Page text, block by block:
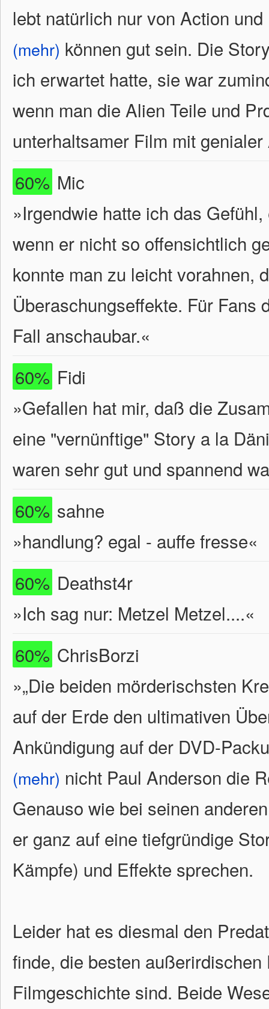
lebt natürlich nur von Action
(mehr) können gut sein. Die
ich erwartet hatte, sie war
wenn man die Alien Teile und
unterhaltsamer Film mit
60% Mic
»Irgendwie hatte ich das
wenn er nicht so offensichtlich
konnte man zu leicht vorahnen,
Überaschungseffekte. Für Fans
Fall anschaubar.«
60% Fidi
»Gefallen hat mir, daß die
eine "vernünftige" Story a la
waren sehr gut und spannend
60% sahne
»handlung? egal - auffe fresse«
60% Deathst4r
»Ich sag nur: Metzel Metzel....«
60% ChrisBorzi
»„Die beiden mörderischsten
auf der Erde den ultimativen
Ankündigung auf der DVD-
(mehr) nicht Paul Anderson die
Genauso wie bei seinen
er ganz auf eine tiefgründige
Kämpfe) und Effekte sprechen.
Leider hat es diesmal den
finde, die besten
Filmgeschichte sind. Beide